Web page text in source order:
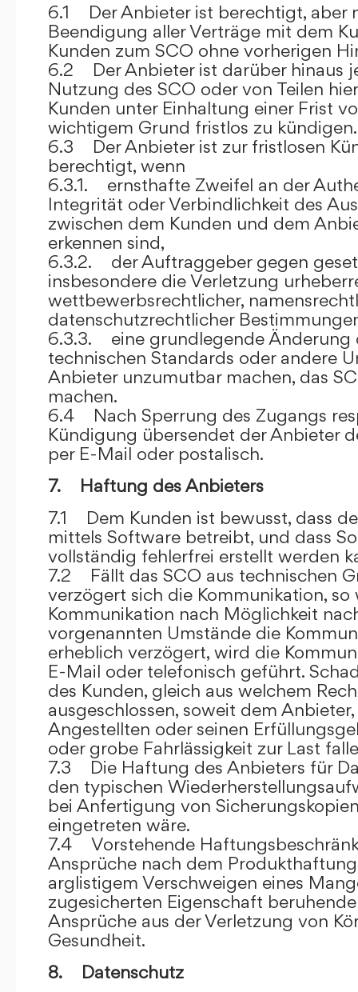
6.1 Der Anbieter ist berechtigt, aber
Beendigung aller Verträge mit dem
Kunden zum SCO ohne vorherigen
6.2 Der Anbieter ist darüber hinaus
Nutzung des SCO oder von Teilen
Kunden unter Einhaltung einer Frist
wichtigem Grund fristlos zu kündigen.
6.3 Der Anbieter ist zur fristlosen
berechtigt, wenn
6.3.1. ernsthafte Zweifel an der
Integrität oder Verbindlichkeit des
zwischen dem Kunden und dem
erkennen sind,
6.3.2. der Auftraggeber gegen
insbesondere die Verletzung
wettbewerbsrechtlicher,
datenschutzrechtlicher
6.3.3. eine grundlegende Änderung
technischen Standards oder andere
Anbieter unzumutbar machen, das
machen.
6.4 Nach Sperrung des Zugangs
Kündigung übersendet der Anbieter
per E-Mail oder postalisch.
7. Haftung des Anbieters
7.1 Dem Kunden ist bewusst, dass
mittels Software betreibt, und dass
vollständig fehlerfrei erstellt werden
7.2 Fällt das SCO aus technischen
verzögert sich die Kommunikation, so
Kommunikation nach Möglichkeit
vorgenannten Umstände die
erheblich verzögert, wird die
E-Mail oder telefonisch geführt.
des Kunden, gleich aus welchem
ausgeschlossen, soweit dem
Angestellten oder seinen
oder grobe Fahrlässigkeit zur Last
7.3 Die Haftung des Anbieters für
den typischen
bei Anfertigung von
eingetreten wäre.
7.4 Vorstehende
Ansprüche nach dem
arglistigem Verschweigen eines
zugesicherten Eigenschaft
Ansprüche aus der Verletzung von
Gesundheit.
8. Datenschutz